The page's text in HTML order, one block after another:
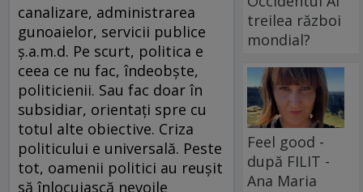
canalizare, administrarea
gunoaielor, servicii publice
ş.a.m.d. Pe scurt, politica e
ceea ce nu fac, îndeobşte,
politicienii. Sau fac doar în
subsidiar, orientaţi spre cu
totul alte obiective. Criza
politicului e universală. Peste
tot, oamenii politici au reuşit
să înlocuiască nevoile
treilea război
mondial?
Feel good -
după FILIT -
Ana Maria